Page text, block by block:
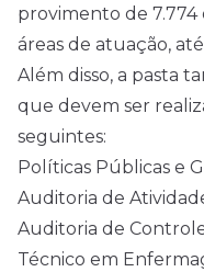
provimento de
áreas de atuação,
Além disso, a pasta
que devem ser
seguintes:
Políticas Públicas e
Auditoria de
Auditoria de
Técnico em